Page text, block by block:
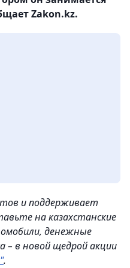
Zakon.kz.
и поддерживает
на казахстанские
денежные
– в новой щедрой акции
.